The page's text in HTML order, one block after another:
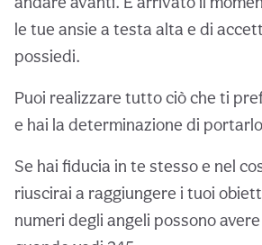
le tue ansie a testa alta e di
possiedi.
Puoi realizzare tutto ciò che ti
e hai la determinazione di
Se hai fiducia in te stesso e nel
riuscirai a raggiungere i tuoi
numeri degli angeli possono